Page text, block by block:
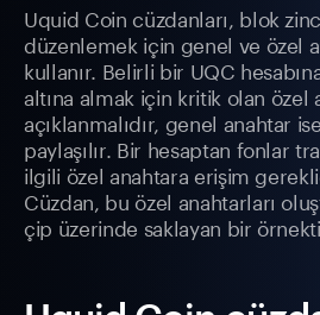
Uquid Coin cüzdanları, blok
düzenlemek için genel ve özel
kullanır. Belirli bir UQC
altına almak için kritik olan özel
açıklanmalıdır, genel anahtar
paylaşılır. Bir hesaptan fonlar
ilgili özel anahtara erişim
Cüzdan, bu özel anahtarları
çip üzerinde saklayan bir